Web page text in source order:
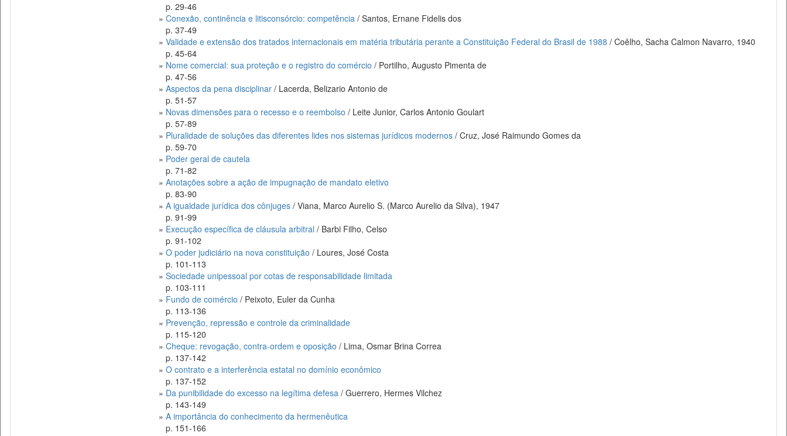
p. 29-46
» Conexão, continência e litisconsórcio: competência / Santos, Ernane Fidelis dos
p. 37-49
» Validade e extensão dos tratados internacionais em matéria tributária perante a Constituição Federal do Brasil de 1988 / Coêlho, Sacha Calmon Navarro, 1940
p. 45-64
» Nome comercial: sua proteção e o registro do comércio / Portilho, Augusto Pimenta de
p. 47-56
» Aspectos da pena disciplinar / Lacerda, Belizario Antonio de
p. 51-57
» Novas dimensões para o recesso e o reembolso / Leite Junior, Carlos Antonio Goulart
p. 57-89
» Pluralidade de soluções das diferentes lides nos sistemas jurídicos modernos / Cruz, José Raimundo Gomes da
p. 59-70
» Poder geral de cautela
p. 71-82
» Anotações sobre a ação de impugnação de mandato eletivo
p. 83-90
» A igualdade jurídica dos cônjuges / Viana, Marco Aurelio S. (Marco Aurelio da Silva), 1947
p. 91-99
» Execução específica de cláusula arbitral / Barbi Filho, Celso
p. 91-102
» O poder judiciário na nova constituição / Loures, José Costa
p. 101-113
» Sociedade unipessoal por cotas de responsabilidade limitada
p. 103-111
» Fundo de comércio / Peixoto, Euler da Cunha
p. 113-136
» Prevenção, repressão e controle da criminalidade
p. 115-120
» Cheque: revogação, contra-ordem e oposição / Lima, Osmar Brina Correa
p. 137-142
» O contrato e a interferência estatal no domínio econômico
p. 137-152
» Da punibilidade do excesso na legítima defesa / Guerrero, Hermes Vilchez
p. 143-149
» A importância do conhecimento da hermenêutica
p. 151-166